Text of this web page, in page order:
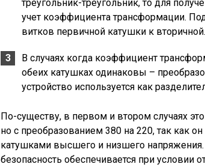
треугольник-треугольник, то для
учет коэффициента трансформации.
витков первичной катушки к вторичной.
В случаях когда коэффициент
обеих катушках одинаковы –
устройство используется как
По-существу, в первом и втором случаях
но с преобразованием 380 на 220, так как
катушками высшего и низшего
безопасность обеспечивается при условии